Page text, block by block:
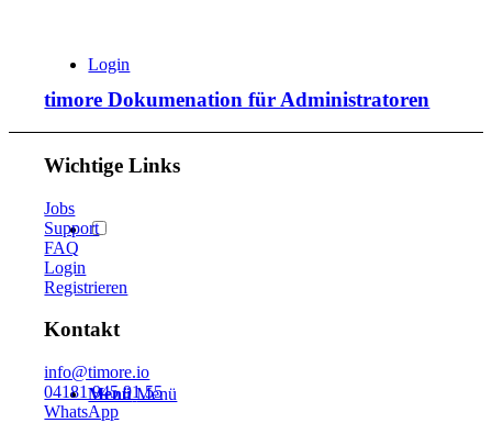
Login
Menü Menü
timore Dokumenation für Administratoren
Wichtige Links
Jobs
Support
FAQ
Login
Registrieren
Kontakt
info@timore.io
04181 945 91 55
WhatsApp